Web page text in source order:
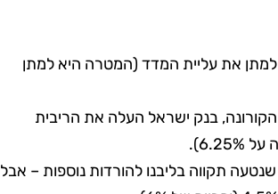
את עליית המדד (המטרה היא למתן
אחרי הקורונה, בנק ישראל העלה את הריבית
2024 ביצע בנק ישראל הפחתת ריבית אחת של 0.25%, שנטעה תקווה בליבנו להורדות נוספות – אבל